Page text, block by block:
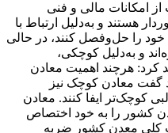
امکانات مالی و فنی
هستند و به‌دلیل ارتباط با
خود را حل‌وفصل کنند، در حالی
و به‌دلیل کوچکی،
کرد: هرچند اهمیت معادن
گفت معادن کوچک نیز
کوچک‌تر ایفا کنند. معادن
کشور را به خود اختصاص
کلی معدن کشور ضربه